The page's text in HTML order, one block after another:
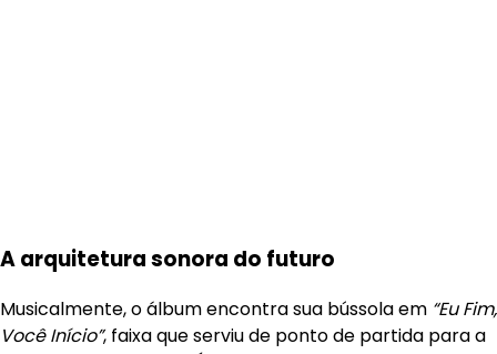
A arquitetura sonora do futuro
Musicalmente, o álbum encontra sua bússola em “Eu Fim,
Você Início”, faixa que serviu de ponto de partida para a